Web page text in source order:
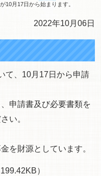
10月17日から始まります。
2022年10月06日
て、10月17日から申請
申請書及び必要書類を
い。
を財源としています。
）